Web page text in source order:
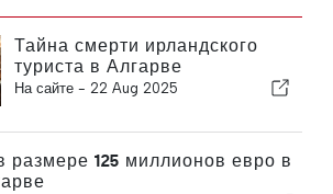
Тайна смерти ирландского
туриста в Алгарве
На сайте - 22 Aug 2025
размере 125 миллионов евро в